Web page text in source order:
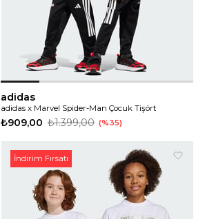
adidas
adidas x Marvel Spider-Man Çocuk Tişört
₺909,00 ₺1.399,00 %35
İndirim Fırsatı